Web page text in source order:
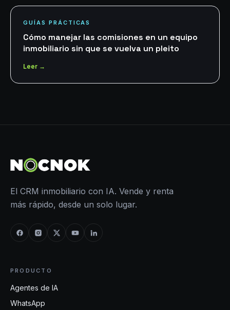
GUÍAS PRÁCTICAS
Cómo manejar las comisiones en un equipo
inmobiliario sin que se vuelva un pleito
Leer →
El CRM inmobiliario con IA. Vende y renta
más rápido, desde un solo lugar.
PRODUCTO
Agentes de IA
WhatsApp